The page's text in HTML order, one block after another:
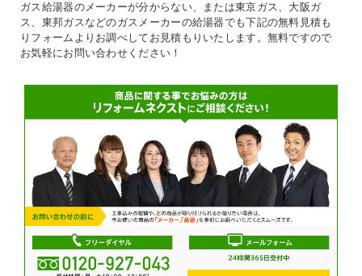
ガス給湯器のメーカーが分からない、または東京ガス、大阪ガ
ス、東邦ガスなどのガスメーカーの給湯器でも下記の無料見積も
りフォームよりお調べしてお見積もりいたします。無料ですので
お気軽にお問い合わせください！